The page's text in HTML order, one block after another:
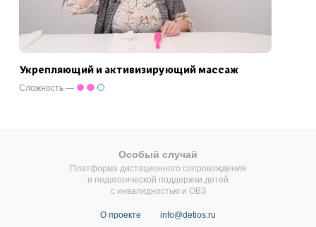
Укрепляющий и активизирующий массаж
Сложность —
Особый случай
Платформа дистационного сопровождения
и педагогической поддержки детей
с инвалидностью и ОВЗ
О проекте info@detios.ru